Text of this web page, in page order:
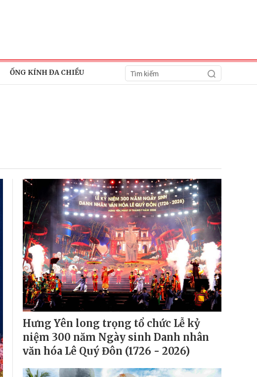
ỐNG KÍNH ĐA CHIỀU
Hưng Yên long trọng tổ chức Lễ kỷ
niệm 300 năm Ngày sinh Danh nhân
văn hóa Lê Quý Đôn (1726 - 2026)